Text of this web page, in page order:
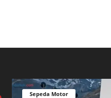
Sepeda Motor